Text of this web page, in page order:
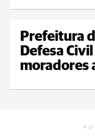
Prefeitura
Defesa
moradores